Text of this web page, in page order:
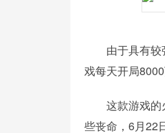
由于具有较强
戏每天开局
这款游戏的火
些丧命，6月22